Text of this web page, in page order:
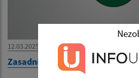
12.03.2025
Zasadnutie Obecného